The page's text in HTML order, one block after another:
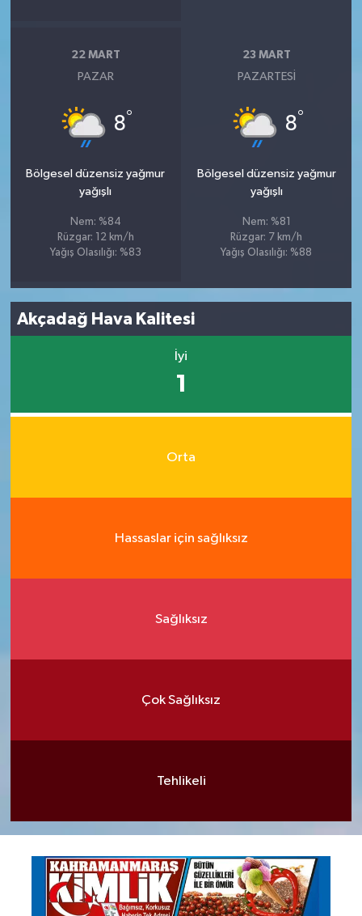
22 MART
PAZAR
8°
Bölgesel düzensiz yağmur
yağışlı
Nem: %84
Rüzgar: 12 km/h
Yağış Olasılığı: %83
23 MART
PAZARTESI
8°
Bölgesel düzensiz yağmur
yağışlı
Nem: %81
Rüzgar: 7 km/h
Yağış Olasılığı: %88
Akçadağ Hava Kalitesi
İyi
1
Orta
Hassaslar için sağlıksız
Sağlıksız
Çok Sağlıksız
Tehlikeli